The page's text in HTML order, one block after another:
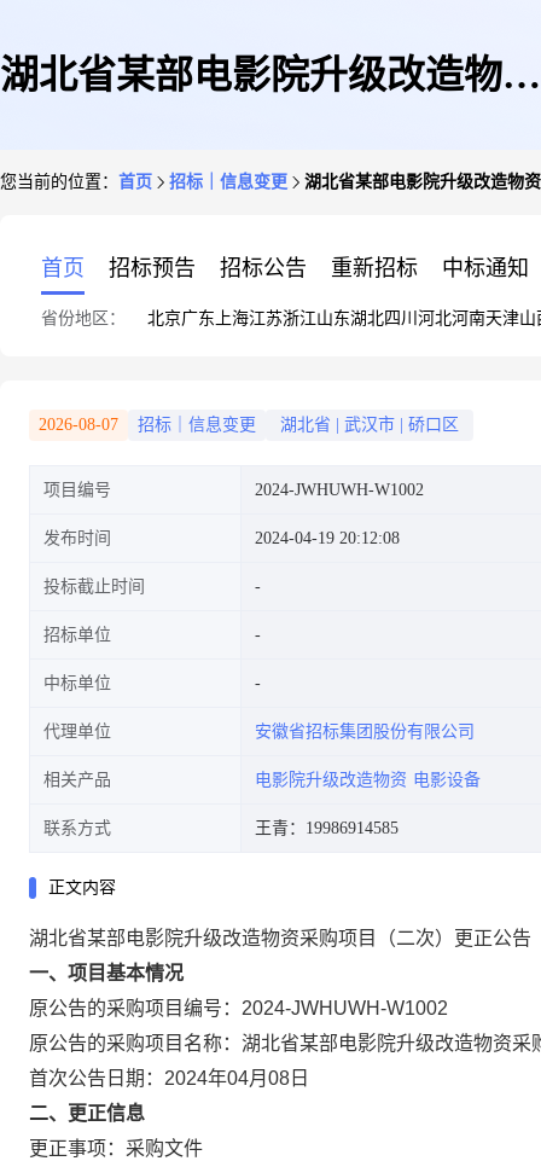
湖北省某部电影院升级改造物资
您当前的位置： 首页 招标｜信息变更 湖北省某部电影院升级改造物
首页 招标预告 招标公告 重新招标 中标通知
省份地区： 北京广东 上海江苏浙江山东湖北四川 河北河南天津山
2026-08-07 招标｜信息变更 湖北省 武汉市 硚口区
项目编号 2024-JWHUWH-W1002
发布时间 2024-04-19 20:12:08
投标截止时间
招标单位
中标单位
代理单位 安徽省招标集团股份有限公司
相关产品 电影院升级改造物资 电影设备
联系方式 王青：19986914585
正文内容
湖北省某部电影院升级改造物资采购项目（二次）更正公告
一、项目基本情况
原公告的采购项目编号：2024-JWHUWH-
原公告的采购项目名称：湖北省某部电影院升级改
首次公告日期：2024年04月08日
二、更正信息
更正事项：采购文件